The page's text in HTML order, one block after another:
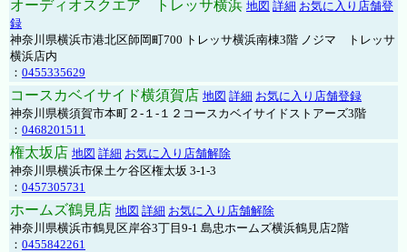
オーディオスクエア トレッサ横浜 地図 詳細 お気に入り店舗登
録
神奈川県横浜市港北区師岡町700 トレッサ横浜南棟3階 ノジマ トレッサ
横浜店内
： 0455335629
コースカベイサイド横須賀店 地図 詳細 お気に入り店舗登録
神奈川県横須賀市本町２-１-１２コースカベイサイドストアーズ3階
： 0468201511
権太坂店 地図 詳細 お気に入り店舗解除
神奈川県横浜市保土ケ谷区権太坂 3-1-3
： 0457305731
ホームズ鶴見店 地図 詳細 お気に入り店舗解除
神奈川県横浜市鶴見区岸谷3丁目9-1 島忠ホームズ横浜鶴見店2階
： 0455842261